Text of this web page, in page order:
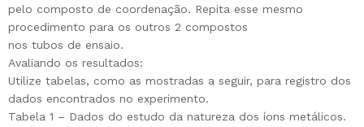
pelo composto de coordenação. Repita esse mesmo
procedimento para os outros 2 compostos
nos tubos de ensaio.
Avaliando os resultados:
Utilize tabelas, como as mostradas a seguir, para registro dos
dados encontrados no experimento.
Tabela 1 – Dados do estudo da natureza dos íons metálicos.